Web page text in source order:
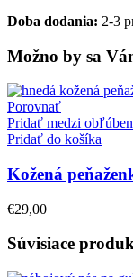
Doba dodania: 2-3
Možno by sa
Porovnať
Pridať medzi
Pridať do košíka
Kožená
€29,00
Súvisiace